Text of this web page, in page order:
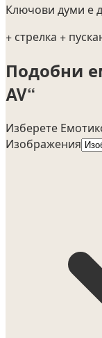
Ключови думи е
+ стрелка +
Подобни
AV“
Изберете
Изображения